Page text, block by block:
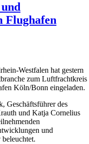
Flughafen
Westfalen hat gestern
zum Luftfrachtkreis
Köln/Bonn eingeladen.
Geschäftsführer des
und Katja Cornelius
und